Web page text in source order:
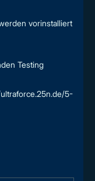
vorinstalliert
Testing
5-